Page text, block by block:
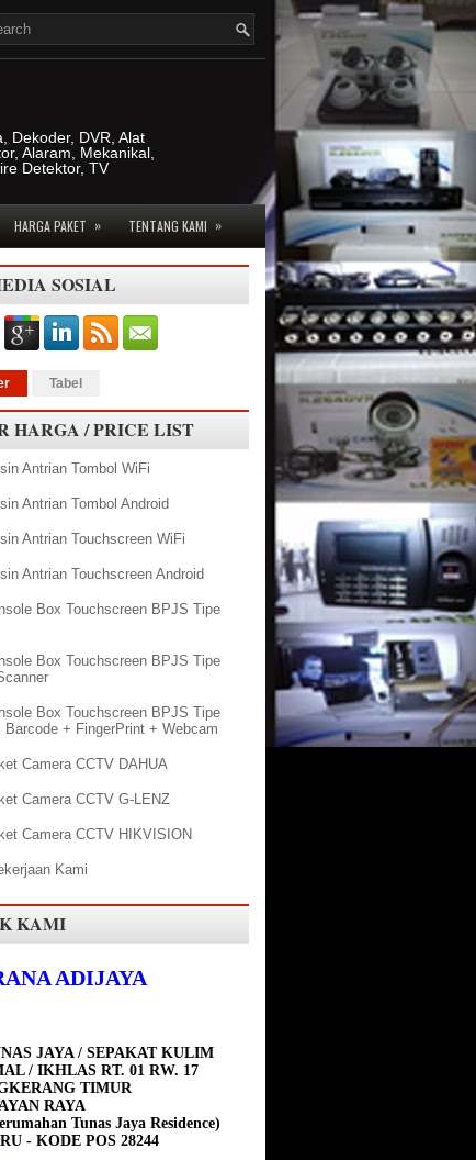
Dekoder, DVR, Alat
Alaram, Mekanikal,
Detektor, TV
HARGA PAKET » TENTANG KAMI »
SOSIAL
Tabel
HARGA / PRICE LIST
Antrian Tombol WiFi
Antrian Tombol Android
Antrian Touchscreen WiFi
Antrian Touchscreen Android
Box Touchscreen BPJS Tipe
Box Touchscreen BPJS Tipe
Box Touchscreen BPJS Tipe
Barcode + FingerPrint + Webcam
Camera CCTV DAHUA
Camera CCTV G-LENZ
Camera CCTV HIKVISION
Kami
KAMI
ADIJAYA
JAYA / SEPAKAT KULIM
/ IKHLAS RT. 01 RW. 17
TIMUR
RAYA
Tunas Jaya Residence)
- KODE POS 28244